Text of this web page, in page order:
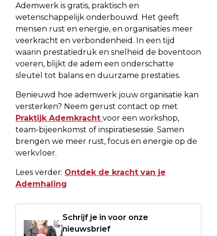
Ademwerk is gratis, praktisch en
wetenschappelijk onderbouwd. Het geeft
mensen rust en energie, en organisaties meer
veerkracht en verbondenheid. In een tijd
waarin prestatiedruk en snelheid de boventoon
voeren, blijkt de adem een onderschatte
sleutel tot balans en duurzame prestaties.
Benieuwd hoe ademwerk jouw organisatie kan
versterken? Neem gerust contact op met
Praktijk Ademkracht voor een workshop,
team-bijeenkomst of inspiratiesessie. Samen
brengen we meer rust, focus en energie op de
werkvloer.
Lees verder: Ontdek de kracht van je
Ademhaling
Schrijf je in voor onze
nieuwsbrief